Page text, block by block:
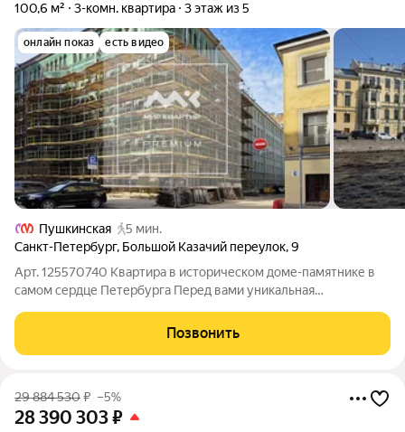
100,6 м² 3-комн. квартира 3 этаж из 5
онлайн показ есть видео
Пушкинская
5 мин.
Санкт-Петербург, Большой Казачий переулок,9
Арт. 125570740 Квартира в историческом доме-памятнике в
самом сердце Петербурга Перед вами уникальная
Санкт-Петербурга. Квартира расположена в знаменитом
доме-памятнике регионального
Позвонить
29 884 530₽ –5%
28 390 303₽